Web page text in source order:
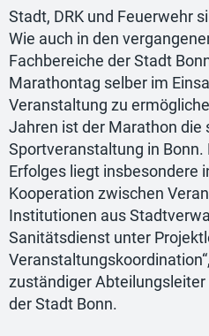
Stadt, DRK und Feuerwehr
Wie auch in den
Fachbereiche der Stadt
Marathontag selber im
Veranstaltung zu
Jahren ist der Marathon
Sportveranstaltung in Bonn.
Erfolges liegt insbesondere
Kooperation zwischen
Institutionen aus
Sanitätsdienst unter
zuständiger
der Stadt Bonn.